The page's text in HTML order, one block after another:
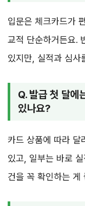
입문은 체크카드가
교적 단순하거든요.
있지만, 실적과 심사
Q. 발급 첫 달에
있나요?
카드 상품에 따라 달
있고, 일부는 바로
건을 꼭 확인하는 게